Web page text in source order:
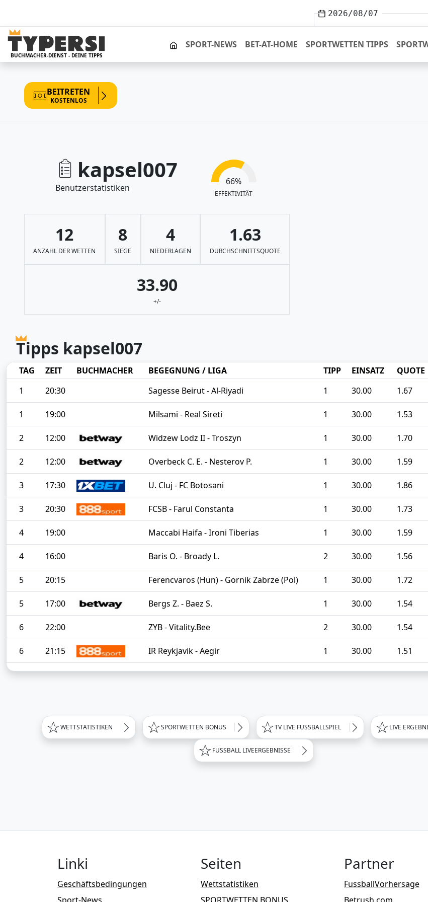
2026/08/07
BUCHMACHER-DIENST - DEINE TIPPS
STARTSEITE
SPORT-NEWS BET-AT-HOME SPORTWETTEN TIPPS
BEITRETEN
KOSTENLOS
kapsel007
Benutzerstatistiken
66%
EFFEKTIVITÄT
12
ANZAHL DER WETTEN
8
SIEGE
4
NIEDERLAGEN
1.63
DURCHSCHNITTSQUOTE
33.90
+/-
Tipps kapsel007
TAG ZEIT BUCHMACHER BEGEGNUNG / LIGA TIPP EINSATZ QUOTE
1
20:30 Sagesse Beirut - Al-Riyadi 1 30.00 1.67
1 19:00 Milsami - Real Sireti 1 30.00 1.53
2 12:00 Widzew Lodz II - Troszyn 1 30.00 1.70
2 12:00 Overbeck C. E. - Nesterov P. 1 30.00 1.59
3 17:30 U. Cluj - FC Botosani 1 30.00 1.86
3 20:30 FCSB - Farul Constanta 1 30.00 1.73
4 19:00 Maccabi Haifa - Ironi Tiberias 1 30.00 1.59
4 16:00 Baris O. - Broady L. 2 30.00 1.56
5 20:15 Ferencvaros (Hun) - Gornik Zabrze (Pol) 1 30.00 1.72
5 17:00 Bergs Z. - Baez S. 1 30.00 1.54
6 22:00 ZYB - Vitality.Bee 2 30.00 1.54
6 21:15 IR Reykjavik - Aegir 1 30.00 1.51
WETTSTATISTIKEN SPORTWETTEN BONUS TV LIVE FUSSBALLSPIEL LIVE
FUSSBALL LIVEERGEBNISSE
Linki
Geschäftsbedingungen
Seiten
Wettstatistiken
Partner
FussballVorhersage